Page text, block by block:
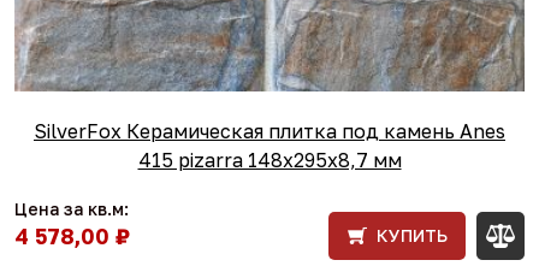
SilverFox Керамическая плитка под камень Anes
415 pizarra 148x295х8,7 мм
Цена за кв.м:
4 578,00 ₽ КУПИТЬ